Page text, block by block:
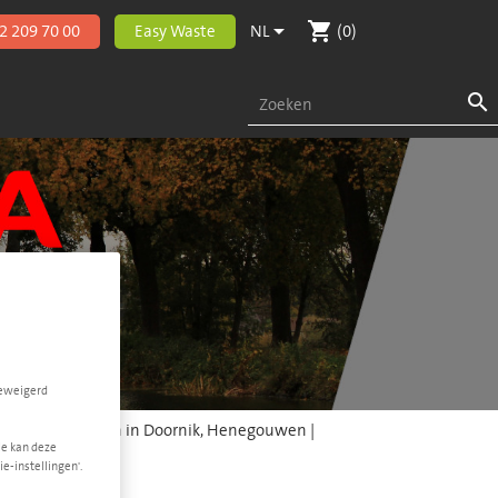
209 70 00 Easy Waste NL shopping_cart (0)

huren in Doornik, Henegouwen |
kan deze
instellingen'.